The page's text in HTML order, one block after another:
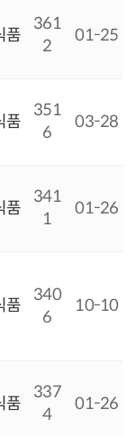
품
361
2
01-25
품
351
6
03-28
품
341
1
01-26
품
340
6
10-10
품
337
4
01-26